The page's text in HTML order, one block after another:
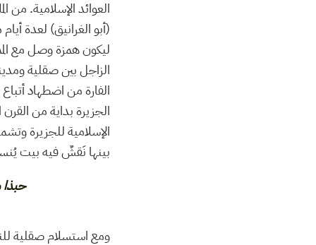
العوائد الإسلامية. من
(أبو الغرانيق) لعدة
ليكون همزة وصل مع
الزاجل بين صقلية
الفارة من اضطهاد
الجزيرة بداية من
الإسلامية للجزيرة
بينها نَقشٌ فيه بيت
حبذا من كانت